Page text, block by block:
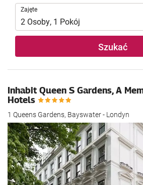
Zajęte
Zajęte
2 Osoby, 1 Pokój
Szukać
Inhabit Queen S Gardens, A
Hotels
1 Queens Gardens, Bayswater - Londyn